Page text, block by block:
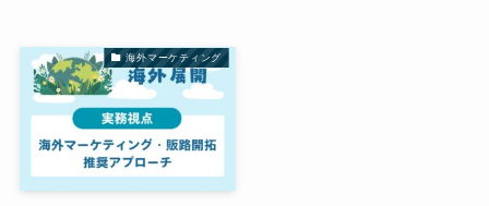
海外マーケティング